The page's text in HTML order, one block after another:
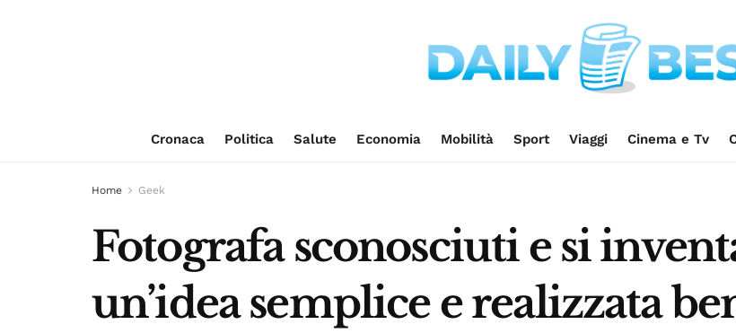
Cronaca Politica Salute Economia Mobilità Sport Viaggi Cinema e Tv
Home Geek
Fotografa sconosciuti e si
un’idea semplice e realizzata